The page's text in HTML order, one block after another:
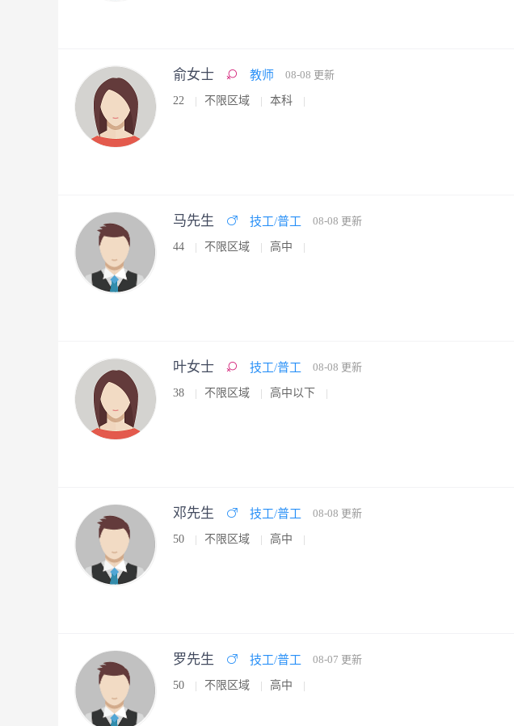
俞女士 教师 08-08 更新
22 不限区域 本科
马先生 技工/普工 08-08 更新
44 不限区域 高中
叶女士 技工/普工 08-08 更新
38 不限区域 高中以下
邓先生 技工/普工 08-08 更新
50 不限区域 高中
罗先生 技工/普工 08-07 更新
50 不限区域 高中